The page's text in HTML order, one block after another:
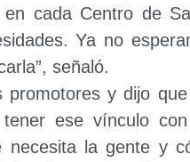
cada Centro de
Ya no
señaló.
y dijo que
ese vínculo
la gente y